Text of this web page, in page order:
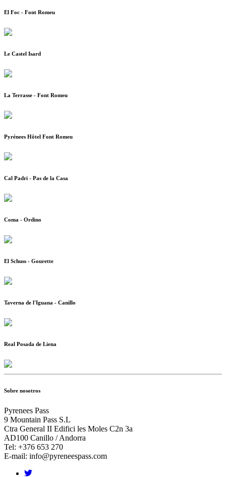
El Foc - Font Romeu
Le Castel Isard
La Terrasse - Font Romeu
Pyrénees Hôtel Font Romeu
Cal Padri - Pas de la Casa
Coma - Ordino
El Schuss - Gourette
Taverna de l'Iguana - Canillo
Real Posada de Liena
Sobre nosotros
Pyrenees Pass
9 Mountain Pass S.L
Ctra General II Edifici les Moles C2n 3a
AD100 Canillo / Andorra
Tel: +376 653 270
E-mail: info@pyreneespass.com